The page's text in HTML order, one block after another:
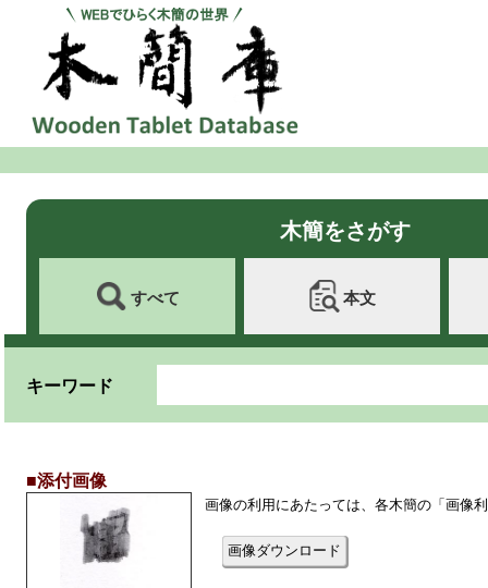
木簡をさがす
すべて 本文
キーワード
■添付画像
画像の利用にあたっては、各木簡の「画像
画像ダウンロード